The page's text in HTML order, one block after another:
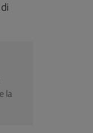
la